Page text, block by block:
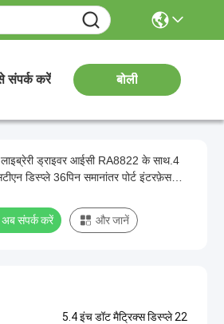
संपर्क करें बोली
ड्राइवर आईसी RA8822 के साथ.4
डिस्प्ले 36पिन समानांतर पोर्ट इंटरफ़ेस
अब संपर्क करें और जानें
5.4 इंच डॉट मैट्रिक्स डिस्प्ले 22